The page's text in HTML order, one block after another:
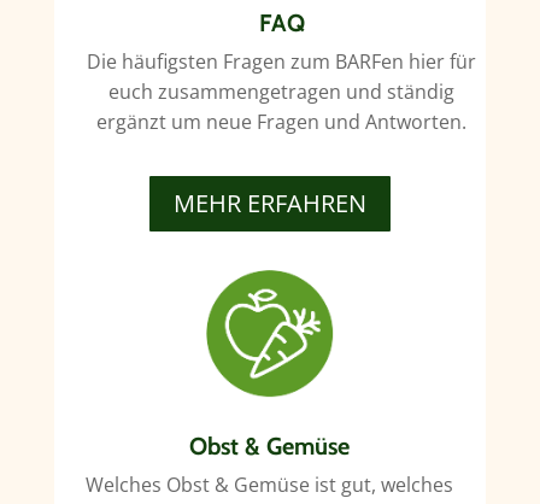
FAQ
Die häufigsten Fragen zum BARFen hier für
euch zusammengetragen und ständig
ergänzt um neue Fragen und Antworten.
MEHR ERFAHREN
Obst & Gemüse
Welches Obst & Gemüse ist gut, welches